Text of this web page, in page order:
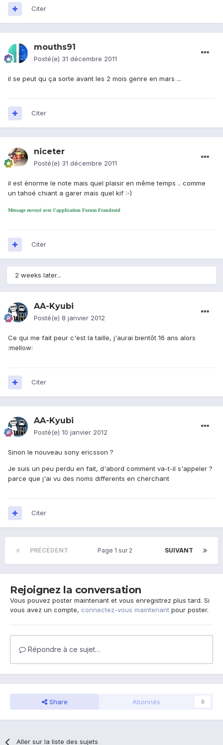
Citer
mouths91
Posté(e) 31 décembre 2011
il se peut qu ça sorte avant les 2 mois genre en mars ...
Citer
niceter
Posté(e) 31 décembre 2011
il est énorme le note mais quel plaisir en même temps .. comme
un tahoé chiant a garer mais quel kif :-)
Message envoyé avec l'application Forum Frandroid
Citer
2 weeks later...
AA-Kyubi
Posté(e) 8 janvier 2012
Ce qui me fait peur c'est la taille, j'aurai bientôt 16 ans alors
:mellow:
Citer
AA-Kyubi
Posté(e) 10 janvier 2012
Sinon le nouveau sony ericsson ?
Je suis un peu perdu en fait, d'abord comment va-t-il s'appeler ?
parce que j'ai vu des noms differents en cherchant
Citer
PRÉCÉDENT SUIVANT
Page 1 sur 2
Rejoignez la conversation
Vous pouvez poster maintenant et vous enregistrez plus tard. Si
vous avez un compte, connectez-vous maintenant pour poster.
Répondre à ce sujet…
Share Abonnés 0
Aller sur la liste des sujets